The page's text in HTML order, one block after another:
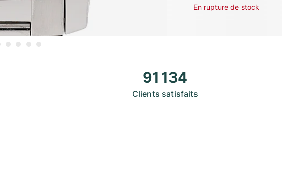
En rupture de stock
91 134
Clients satisfaits